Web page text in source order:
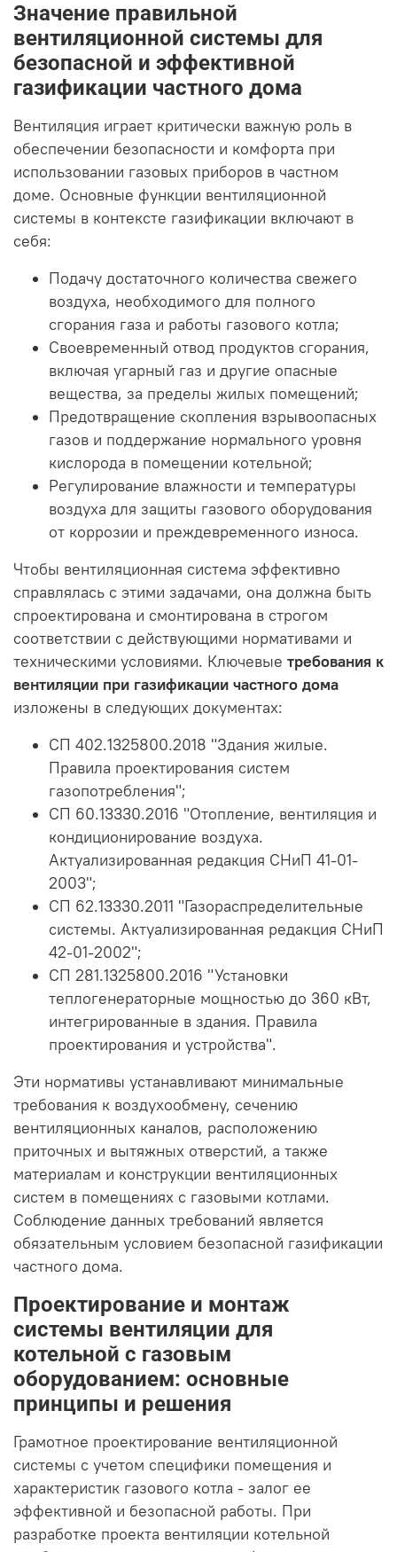
Значение правильной
вентиляционной системы для
безопасной и эффективной
газификации частного дома
Вентиляция играет критически важную роль в
обеспечении безопасности и комфорта при
использовании газовых приборов в частном
доме. Основные функции вентиляционной
системы в контексте газификации включают в
себя:
Подачу достаточного количества свежего
воздуха, необходимого для полного
сгорания газа и работы газового котла;
Своевременный отвод продуктов сгорания,
включая угарный газ и другие опасные
вещества, за пределы жилых помещений;
Предотвращение скопления взрывоопасных
газов и поддержание нормального уровня
кислорода в помещении котельной;
Регулирование влажности и температуры
воздуха для защиты газового оборудования
от коррозии и преждевременного износа.
Чтобы вентиляционная система эффективно
справлялась с этими задачами, она должна быть
спроектирована и смонтирована в строгом
соответствии с действующими нормативами и
техническими условиями. Ключевые требования к
вентиляции при газификации частного дома
изложены в следующих документах:
СП 402.1325800.2018 "Здания жилые.
Правила проектирования систем
газопотребления";
СП 60.13330.2016 "Отопление, вентиляция и
кондиционирование воздуха.
Актуализированная редакция СНиП 41-01-
2003";
СП 62.13330.2011 "Газораспределительные
системы. Актуализированная редакция СНиП
42-01-2002";
СП 281.1325800.2016 "Установки
теплогенераторные мощностью до 360 кВт,
интегрированные в здания. Правила
проектирования и устройства".
Эти нормативы устанавливают минимальные
требования к воздухообмену, сечению
вентиляционных каналов, расположению
приточных и вытяжных отверстий, а также
материалам и конструкции вентиляционных
систем в помещениях с газовыми котлами.
Соблюдение данных требований является
обязательным условием безопасной газификации
частного дома.
Проектирование и монтаж
системы вентиляции для
котельной с газовым
оборудованием: основные
принципы и решения
Грамотное проектирование вентиляционной
системы с учетом специфики помещения и
характеристик газового котла - залог ее
эффективной и безопасной работы. При
разработке проекта вентиляции котельной